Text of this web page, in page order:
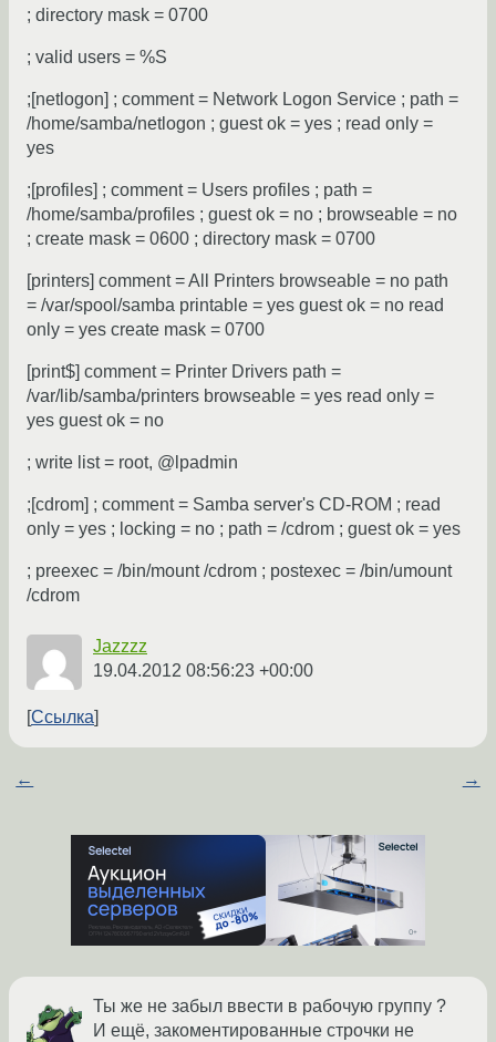
; directory mask = 0700
; valid users = %S
;[netlogon] ; comment = Network Logon Service ; path =
/home/samba/netlogon ; guest ok = yes ; read only =
yes
;[profiles] ; comment = Users profiles ; path =
/home/samba/profiles ; guest ok = no ; browseable = no
; create mask = 0600 ; directory mask = 0700
[printers] comment = All Printers browseable = no path
= /var/spool/samba printable = yes guest ok = no read
only = yes create mask = 0700
[print$] comment = Printer Drivers path =
/var/lib/samba/printers browseable = yes read only =
yes guest ok = no
; write list = root, @lpadmin
;[cdrom] ; comment = Samba server's CD-ROM ; read
only = yes ; locking = no ; path = /cdrom ; guest ok = yes
; preexec = /bin/mount /cdrom ; postexec = /bin/umount
/cdrom
Jazzzz
19.04.2012 08:56:23 +00:00
Ссылка
← →
Ты же не забыл ввести в рабочую группу ?
И ещё, закоментированные строчки не